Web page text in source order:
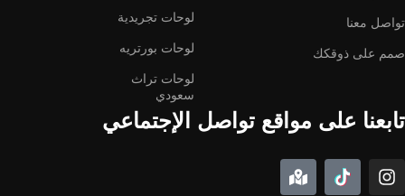
تواصل معنا
صمم على ذوقكك
لوحات تجريدية
لوحات بورتريه
لوحات تراث
سعودي
تابعنا على مواقع تواصل الإجتماعي